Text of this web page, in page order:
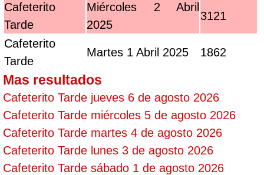
Cafeterito
Tarde
Miércoles 2 Abril
2025
3121
Cafeterito
Tarde
Martes 1 Abril 2025 1862
Mas resultados
Cafeterito Tarde jueves 6 de agosto 2026
Cafeterito Tarde miércoles 5 de agosto 2026
Cafeterito Tarde martes 4 de agosto 2026
Cafeterito Tarde lunes 3 de agosto 2026
Cafeterito Tarde sábado 1 de agosto 2026